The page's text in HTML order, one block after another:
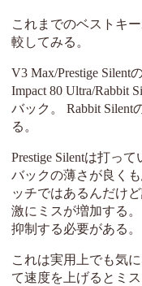
これまでのベストキ
較してみる。
V3 Max/Prestige Silent
Impact 80 Ultra/Rabbit
バック。 Rabbit
る。
Prestige Silentは打っ
バックの薄さが良く
ッチではあるんだけ
激にミスが増加する
抑制する必要がある。
これは実用上でも気
て速度を上げるとミ